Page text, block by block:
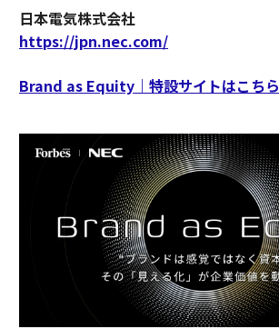
日本電気株式会社
https://jpn.nec.com/
Brand as Equity｜特設サイトはこちら